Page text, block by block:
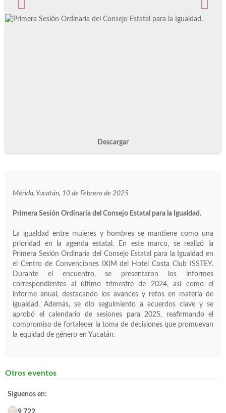
Descargar
Mérida, Yucatán, 10 de Febrero de 2025
Primera Sesión Ordinaria del Consejo Estatal para la Igualdad.
La igualdad entre mujeres y hombres se mantiene como una
prioridad en la agenda estatal. En este marco, se realizó la
Primera Sesión Ordinaria del Consejo Estatal para la Igualdad en
el Centro de Convenciones IXIM del Hotel Costa Club ISSTEY.
Durante el encuentro, se presentaron los informes
correspondientes al último trimestre de 2024, así como el
informe anual, destacando los avances y retos en materia de
igualdad. Además, se dio seguimiento a acuerdos clave y se
aprobó el calendario de sesiones para 2025, reafirmando el
compromiso de fortalecer la toma de decisiones que promuevan
la equidad de género en Yucatán.
Otros eventos
Síguenos en: